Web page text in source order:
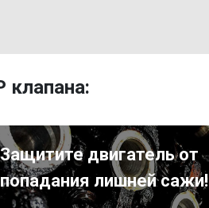
клапана:
Защитите двигатель от
попадания лишней сажи!